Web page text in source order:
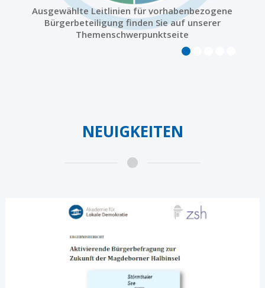
Ausgewählte Leitlinien für vorhabenbezogene
Bürgerbeteiligung finden Sie auf unserer
Themenschwerpunktseite
NEUIGKEITEN